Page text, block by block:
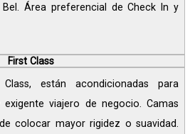
Área preferencial de Check In y
First Class
están acondicionadas para
viajero de negocio. Camas
colocar mayor rigidez o suavidad.